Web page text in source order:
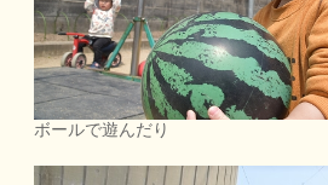
ボールで遊んだり